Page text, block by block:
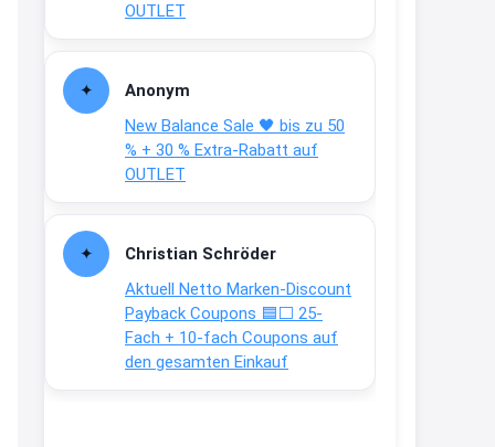
OUTLET
Anonym
New Balance Sale 🖤 bis zu 50
% + 30 % Extra-Rabatt auf
OUTLET
Christian Schröder
Aktuell Netto Marken-Discount
Payback Coupons 🟦⬜ 25-
Fach + 10-fach Coupons auf
den gesamten Einkauf
shop.bioeg.de/aufkleber-
achtun...
↩
Joachim
Gratis personalisierte 7-Tage
Ration Micronährstoffe/ Vitamine
↩
Joachim